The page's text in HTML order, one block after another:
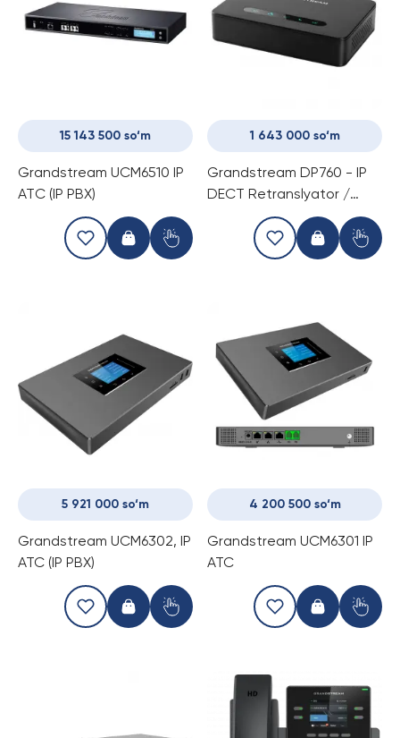
15 143 500 so‘m
Grandstream UCM6510 IP
ATС (IP PBX)
1 643 000 so‘m
Grandstream DP760 - IP
DECT Retranslyator /
Repeatar
5 921 000 so‘m
Grandstream UCM6302, IP
АТС (IP PBX)
4 200 500 so‘m
Grandstream UCM6301 IP
АТС